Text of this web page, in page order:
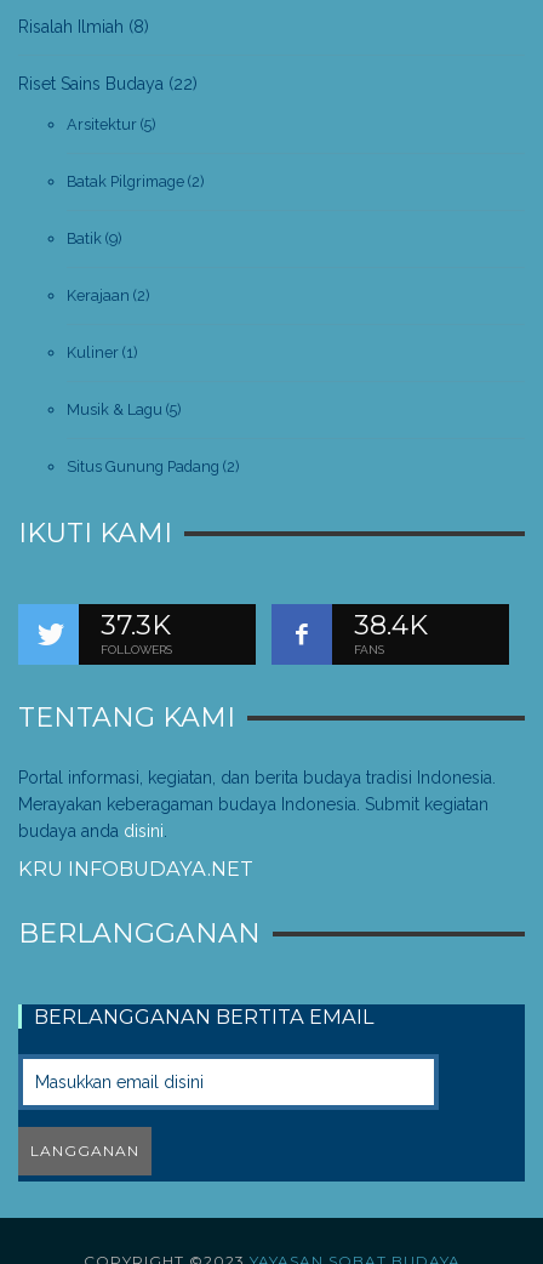
Risalah Ilmiah (8)
Riset Sains Budaya (22)
Arsitektur (5)
Batak Pilgrimage (2)
Batik (9)
Kerajaan (2)
Kuliner (1)
Musik & Lagu (5)
Situs Gunung Padang (2)
IKUTI KAMI
37.3K
FOLLOWERS
38.4K
FANS
TENTANG KAMI
Portal informasi, kegiatan, dan berita budaya tradisi Indonesia.
Merayakan keberagaman budaya Indonesia. Submit kegiatan
budaya anda disini
KRU INFOBUDAYA.NET
BERLANGGANAN
BERLANGGANAN BERTITA EMAIL